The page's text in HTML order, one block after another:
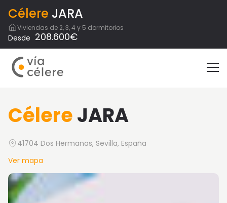
Célere JARA
Viviendas de 2, 3, 4 y 5 dormitorios
Desde 208.600€
CélereJARA
41704 Dos Hermanas, Sevilla, España
Ver mapa